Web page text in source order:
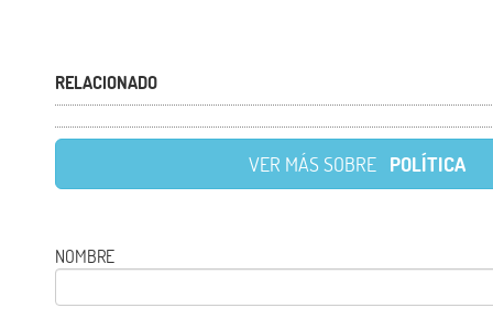
RELACIONADO
VER MÁS SOBRE POLÍTICA
NOMBRE